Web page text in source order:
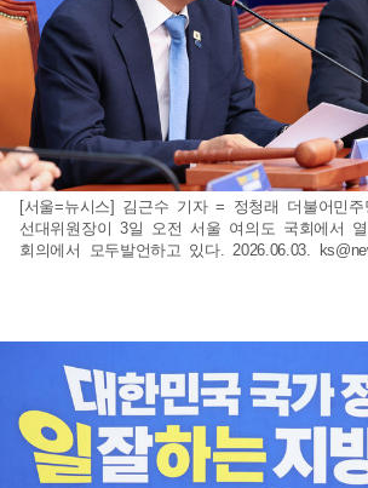
[서울=뉴시스] 김근수 기자 = 정청래 더불어민
선대위원장이 3일 오전 서울 여의도 국회에서
회의에서 모두발언하고 있다. 2026.06.03.